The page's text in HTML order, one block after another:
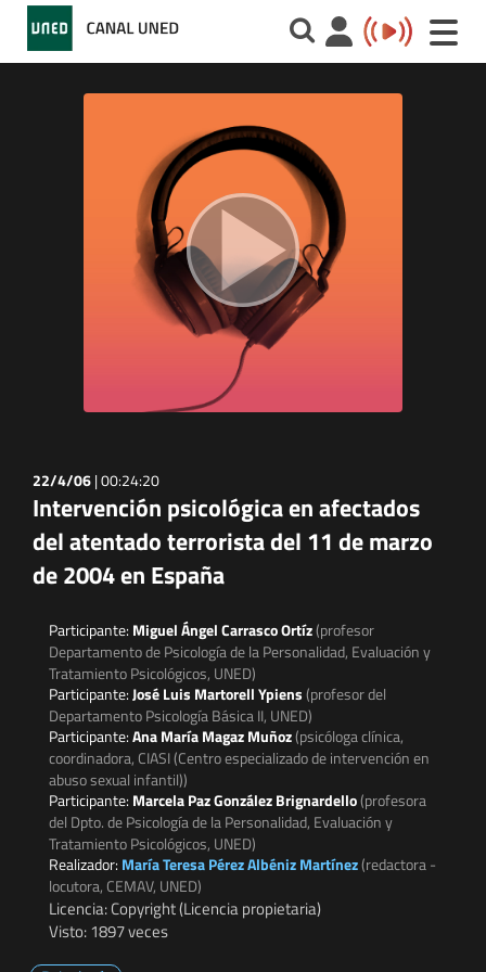
Toggle
22/4/06|00:24:20
Intervención psicológica en afectados
del atentado terrorista del 11 de marzo
de 2004 en España
Participante: Miguel Ángel Carrasco Ortíz(profesor
Departamento de Psicología de la Personalidad, Evaluación y
Tratamiento Psicológicos, UNED)
Participante:José Luis Martorell Ypiens(profesor del
Departamento Psicología Básica II, UNED)
Participante:Ana María Magaz Muñoz(psicóloga clínica,
coordinadora, CIASI (Centro especializado de intervención en
abuso sexual infantil))
Participante: Marcela Paz González Brignardello(profesora
del Dpto. de Psicología de la Personalidad, Evaluación y
Tratamiento Psicológicos, UNED)
Realizador: María Teresa Pérez Albéniz Martínez(redactora -
locutora, CEMAV, UNED)
Licencia: Copyright (Licencia propietaria)
Visto: 1897 veces